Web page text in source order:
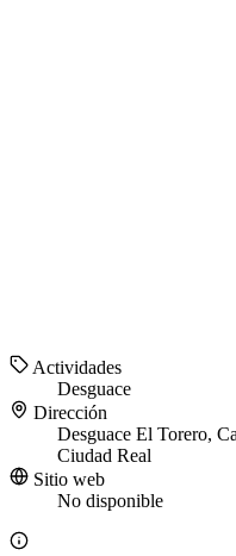
Actividades
Desguace
Dirección
Desguace El Torero,
Ciudad Real
Sitio web
No disponible